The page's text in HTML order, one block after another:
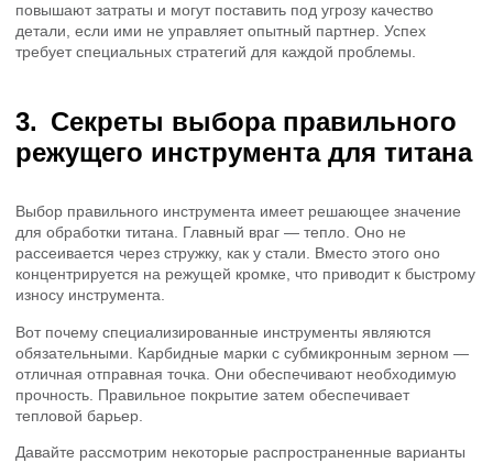
повышают затраты и могут поставить под угрозу качество
детали, если ими не управляет опытный партнер. Успех
требует специальных стратегий для каждой проблемы.
Секреты выбора правильного
режущего инструмента для титана
Выбор правильного инструмента имеет решающее значение
для обработки титана. Главный враг — тепло. Оно не
рассеивается через стружку, как у стали. Вместо этого оно
концентрируется на режущей кромке, что приводит к быстрому
износу инструмента.
Вот почему специализированные инструменты являются
обязательными. Карбидные марки с субмикронным зерном —
отличная отправная точка. Они обеспечивают необходимую
прочность. Правильное покрытие затем обеспечивает
тепловой барьер.
Давайте рассмотрим некоторые распространенные варианты